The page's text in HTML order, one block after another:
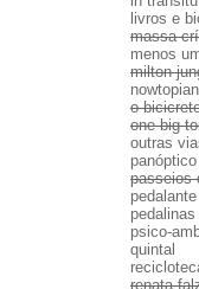
livros e
massa
menos
milton
nowtopian
o
one big
outras
panóptico
passeios
pedalante
pedalinas
psico-
quintal
renata